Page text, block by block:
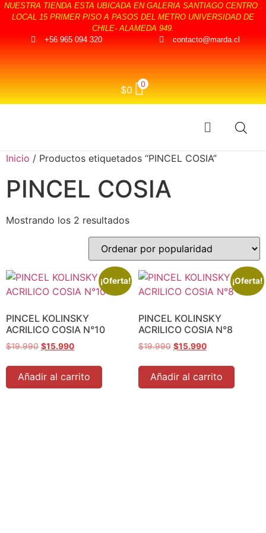
NUESTRA TIENDA ESTA UBICADA EN GALERIA SANTIAGO CENTRO .
LOCAL 15 PRIMER PISO A PASOS DEL METRO UNIVERSIDAD DE
CHILE- ALAMEDA 949.
+56 965 094 320
contacto@marda.cl
$0 0
Inicio / Productos etiquetados “PINCEL COSIA”
PINCEL COSIA
Mostrando los 2 resultados
¡Oferta!
PINCEL KOLINSKY
ACRILICO COSIA N°10
$19.990 $15.990
Añadir al carrito
¡Oferta!
PINCEL KOLINSKY
ACRILICO COSIA N°8
$19.990 $15.990
Añadir al carrito